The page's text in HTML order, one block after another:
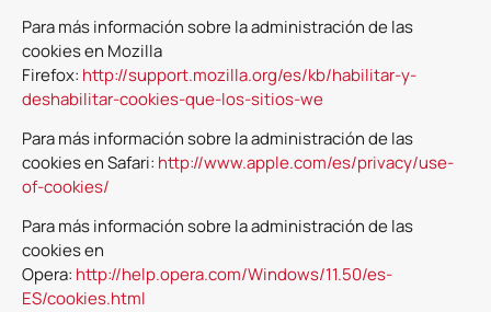
Para más información sobre la administración de las
cookies en Mozilla
Firefox: http://support.mozilla.org/es/kb/habilitar-y-
deshabilitar-cookies-que-los-sitios-we
Para más información sobre la administración de las
cookies en Safari: http://www.apple.com/es/privacy/use-
of-cookies/
Para más información sobre la administración de las
cookies en
Opera: http://help.opera.com/Windows/11.50/es-
ES/cookies.html